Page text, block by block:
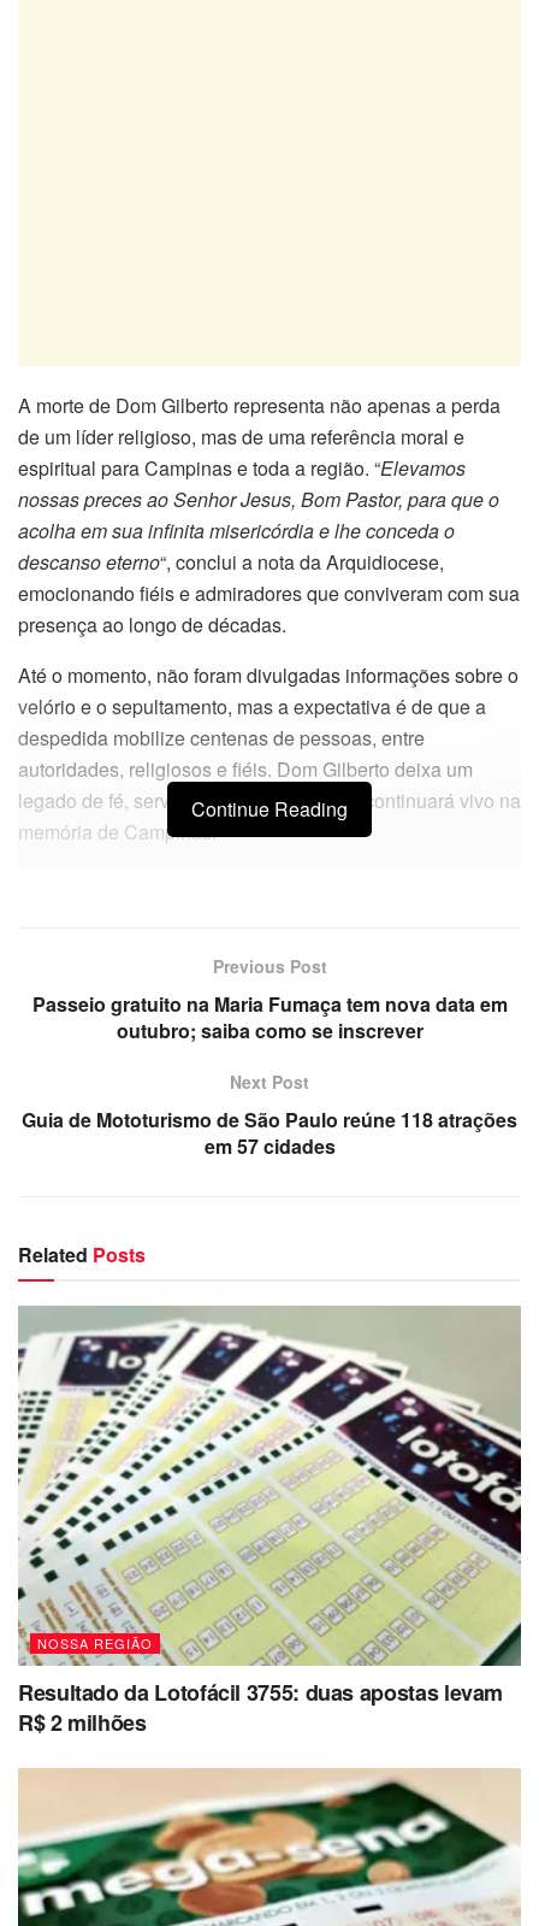
A morte de Dom Gilberto representa não apenas a perda
de um líder religioso, mas de uma referência moral e
espiritual para Campinas e toda a região. “Elevamos
nossas preces ao Senhor Jesus, Bom Pastor, para que o
acolha em sua infinita misericórdia e lhe conceda o
descanso eterno“, conclui a nota da Arquidiocese,
emocionando fiéis e admiradores que conviveram com sua
presença ao longo de décadas.
Até o momento, não foram divulgadas informações sobre o
velório e o sepultamento, mas a expectativa é de que a
despedida mobilize centenas de pessoas, entre
autoridades, religiosos e fiéis. Dom Gilberto deixa um
legado de fé, serviço e humanidade que continuará vivo na
memória de Campinas.
Continue Reading
Previous Post
Passeio gratuito na Maria Fumaça tem nova data em
outubro; saiba como se inscrever
Next Post
Guia de Mototurismo de São Paulo reúne 118 atrações
em 57 cidades
Related Posts
NOSSA REGIÃO
Resultado da Lotofácil 3755: duas apostas levam
R$ 2 milhões